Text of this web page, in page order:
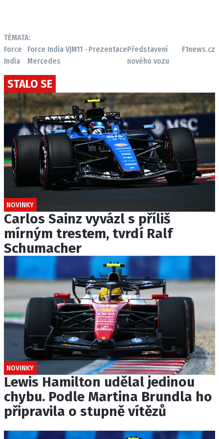
TÉMATA:
Force
India
Force India VJM11 -
Mercedes
PrezentacePředstavení
nového vozu
F1news.cz
STALO SE
NOVINKY
Carlos Sainz vyvázl s příliš
mírným trestem, tvrdí Ralf
Schumacher
NOVINKY
Lewis Hamilton udělal jedinou
chybu. Podle Martina Brundla ho
připravila o stupně vítězů